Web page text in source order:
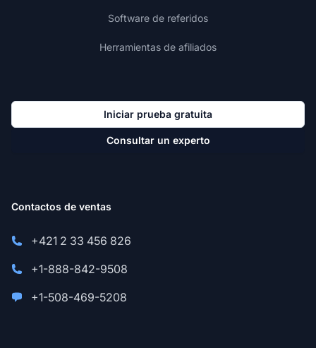
Software de referidos
Herramientas de afiliados
Iniciar prueba gratuita
Consultar un experto
Contactos de ventas
+421 2 33 456 826
+1-888-842-9508
+1-508-469-5208